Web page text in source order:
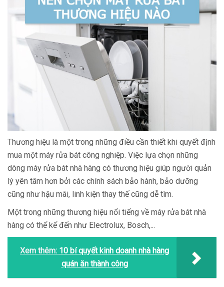
Thương hiệu là một trong những điều cần thiết khi quyết định
mua một máy rửa bát công nghiệp. Việc lựa chọn những
dòng máy rửa bát nhà hàng có thương hiệu giúp người quản
lý yên tâm hơn bởi các chính sách bảo hành, bảo dưỡng
cũng như hậu mãi, linh kiện thay thế cũng dễ tìm.
Một trong những thương hiệu nổi tiếng về máy rửa bát nhà
hàng có thể kể đến như Electrolux, Bosch,...
Xem thêm: 10 bí quyết kinh doanh nhà hàng
quán ăn thành công